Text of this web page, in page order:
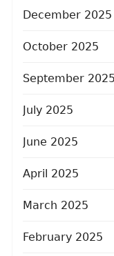
December 2025
October 2025
September 2025
July 2025
June 2025
April 2025
March 2025
February 2025